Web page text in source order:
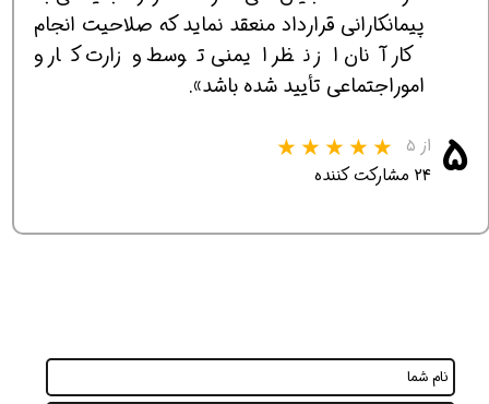
پيمانكاراني قرارداد منعقد نمايد كه صلاحيت انجام
كار آنان از نظر ايمني توسط وزارت كار و
اموراجتماعي تأييد شده باشد».
۵ از ۵
۲۴ مشارکت کننده